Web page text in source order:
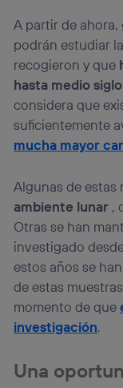
A partir de
podrán estudiar
recogieron y que
hasta medio siglo
considera que
suficientemente
mucha mayor
Algunas de estas
ambiente lunar ,
Otras se han
investigado
estos años se
de estas
momento de que
investigación.
Una
Si utilizas una
el marketing o
actividades de
que hayan
Si utilizas
personalizado,
navegación
Puedes gestionar
“Administrar
(“consenthub”)
la política de